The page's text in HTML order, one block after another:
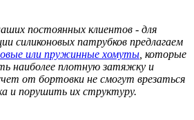
постоянных клиентов - для
силиконовых патрубков предлагаем
или пружинные хомуты , которые
наиболее плотную затяжку и
от бортовки не смогут врезаться
и порушить их структуру.